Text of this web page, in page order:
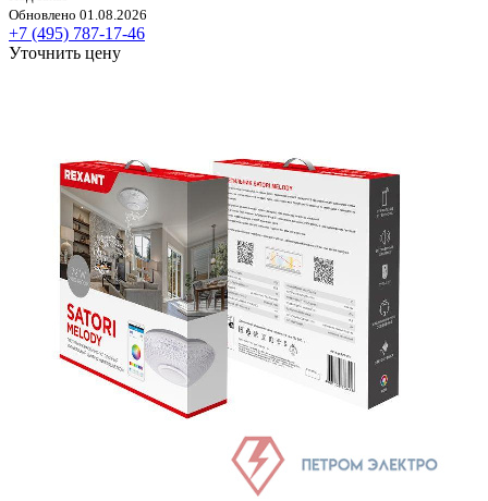
Обновлено 01.08.2026
+7 (495) 787-17-46
Уточнить цену